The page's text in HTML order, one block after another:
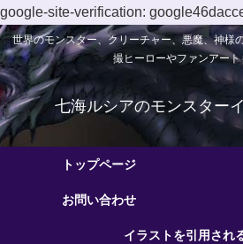
google-site-verification:
世界のモンスター、クリーチャー、悪魔、神様
撮ヒーローやファンアート
七海ルシアのモンスター
トップページ
お問い合わせ
イラストを引用され